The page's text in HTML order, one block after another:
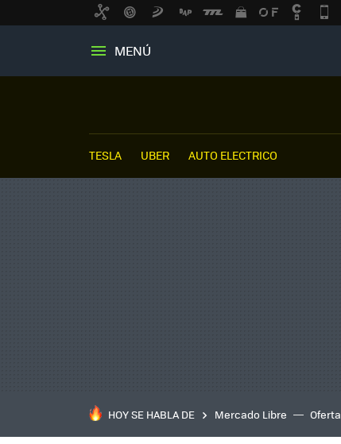
MENÚ
TESLA UBER AUTO ELECTRICO
HOY SE HABLA DE Mercado Libre Oferta